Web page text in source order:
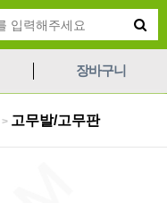
장바구니
> 고무발/고무판